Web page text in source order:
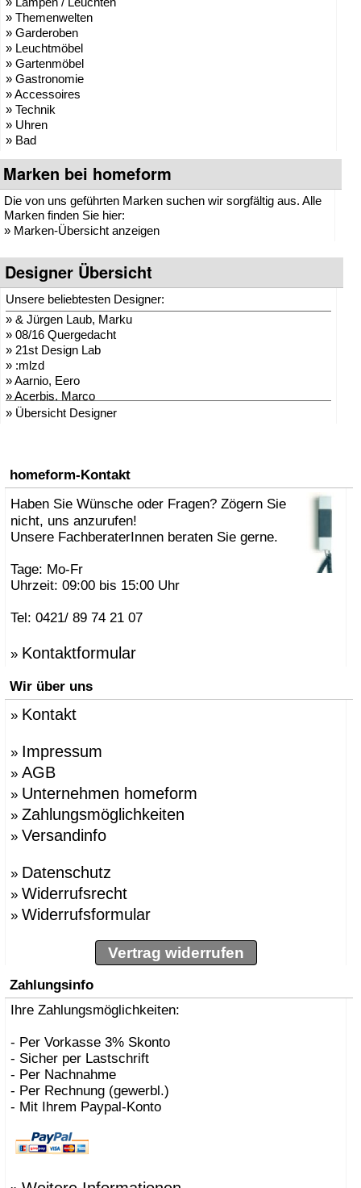
» Themenwelten
» Garderoben
» Leuchtmöbel
» Gartenmöbel
» Gastronomie
» Accessoires
» Technik
» Uhren
» Bad
Marken bei homeform
Die von uns geführten Marken suchen wir sorgfältig aus. Alle
Marken finden Sie hier:
» Marken-Übersicht anzeigen
Designer Übersicht
Unsere beliebtesten Designer:
» & Jürgen Laub, Marku
» 08/16 Quergedacht
» 21st Design Lab
» :mlzd
»Aarnio, Eero
»Acerbis, Marco
» Adam + Harborth
»AK47 Team
»Alberto Brogliato
»Alberto Fabbian
»Alex Sachetti
» Alexander Schenk
»amei
» Andrea Crosetta
»Andreas Ulbricht
»Anna-Maria Nilsson
»Antonio Norero
»Apartment 8
»Arne Jacobsen
»Atmosphere Globus
»Azumi, Shin & Tomoko
Babled, Emmanuel
»Bao-Nghi Droste
»Barnaby Gunning
Bastian Prieler
Batisse, Laurent
»BBMDS
»Berti, Enzo
Besau Marguerre , St
»Biokamine, Safretti
»Biscaro, Giorgio
BOLLES+WILSON
»Bonetto, Rodolfo
»Bonucelli, Dante
»Borer, Carlo
» Bozzoli, Lorenza
Brogliato, Alberto
Bruno Houssin
Bruno Rainaldi
Büscher, Sebastian D
Carlo Borer
Carlo Costantini
» Übersicht Designer
homeform-Kontakt
Haben Sie Wünsche oder Fragen? Zögern Sie
nicht, uns anzurufen!
Unsere FachberaterInnen beraten Sie gerne.
Tage: Mo-Fr
Uhrzeit: 09:00 bis 15:00 Uhr
Tel: 0421/ 89 74 21 07
» Kontaktformular
Wir über uns
» Kontakt
» Impressum
» AGB
» Unternehmen homeform
» Zahlungsmöglichkeiten
» Versandinfo
» Datenschutz
» Widerrufsrecht
» Widerrufsformular
Vertrag widerrufen
Zahlungsinfo
Ihre Zahlungsmöglichkeiten:
- Per Vorkasse 3% Skonto
- Sicher per Lastschrift
- Per Nachnahme
- Per Rechnung (gewerbl.)
- Mit Ihrem Paypal-Konto